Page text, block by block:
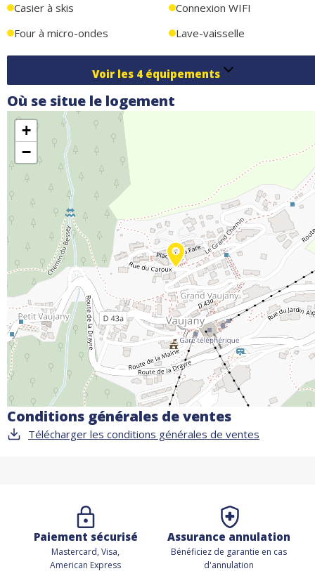
Casier à skis
Connexion WIFI
Four à micro-ondes
Lave-vaisselle
Voir les 4 équipements
Où se situe le logement
+
−
Conditions générales de ventes
Télécharger les conditions générales de ventes
Paiement sécurisé
Mastercard, Visa,
American Express
Assurance annulation
Bénéficiez de garantie en cas
d'annulation